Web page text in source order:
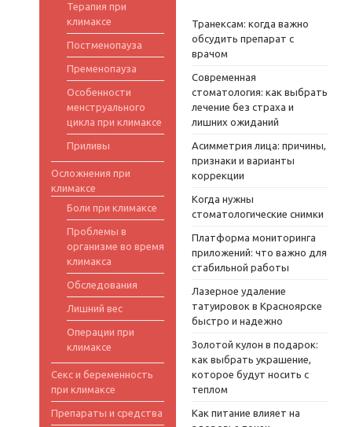
Терапия при
климаксе
Постменопауза
Пременопауза
Особенности
менструального
цикла при климаксе
Приливы
Осложнения при
климаксе
Боли при климаксе
Проблемы в
организме во время
климакса
Обследования
Лишний вес
Операции при
климаксе
Секс и беременность
при климаксе
Препараты и средства
Транексам: когда важно
обсудить препарат с
врачом
Современная
стоматология: как выбрать
лечение без страха и
лишних ожиданий
Асимметрия лица: причины,
признаки и варианты
коррекции
Когда нужны
стоматологические снимки
Платформа мониторинга
приложений: что важно для
стабильной работы
Лазерное удаление
татуировок в Красноярске
быстро и надежно
Золотой кулон в подарок:
как выбрать украшение,
которое будут носить с
теплом
Как питание влияет на